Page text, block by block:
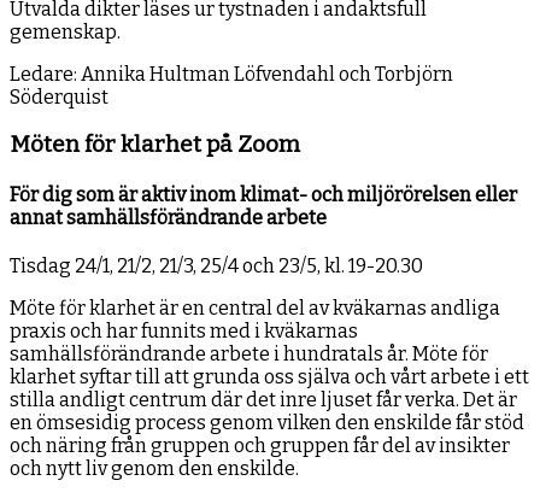
Utvalda dikter läses ur tystnaden i andaktsfull
gemenskap.
Ledare: Annika Hultman Löfvendahl och Torbjörn
Söderquist
Möten för klarhet på Zoom
För dig som är aktiv inom klimat- och miljörörelsen eller
annat samhällsförändrande arbete
Tisdag 24/1, 21/2, 21/3, 25/4 och 23/5, kl. 19-20.30
Möte för klarhet är en central del av kväkarnas andliga
praxis och har funnits med i kväkarnas
samhällsförändrande arbete i hundratals år. Möte för
klarhet syftar till att grunda oss själva och vårt arbete i ett
stilla andligt centrum där det inre ljuset får verka. Det är
en ömsesidig process genom vilken den enskilde får stöd
och näring från gruppen och gruppen får del av insikter
och nytt liv genom den enskilde.